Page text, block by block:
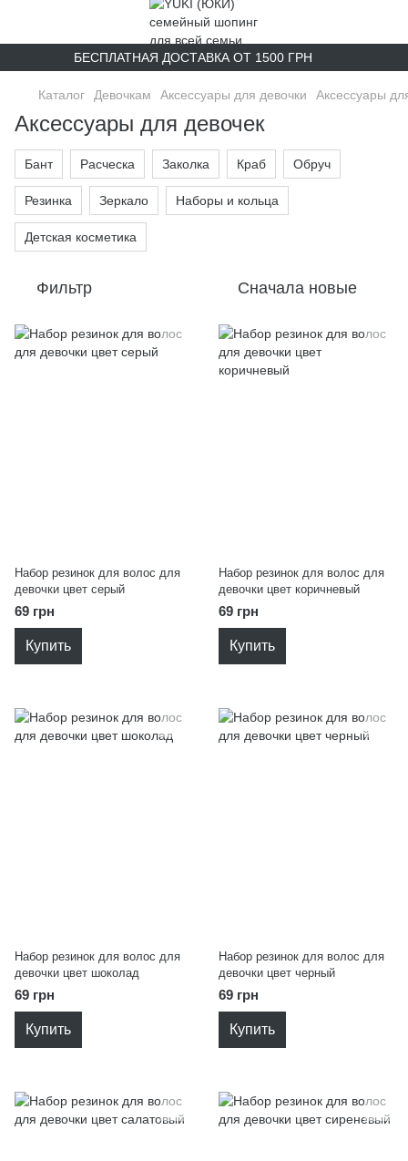
БЕСПЛАТНАЯ ДОСТАВКА ОТ 1500 ГРН
Каталог Девочкам Аксессуары для девочки Аксессуары
Аксессуары для девочек
Бант Расческа Заколка Краб Обруч
Резинка Зеркало Наборы и кольца
Детская косметика
Фильтр Сначала новые
Набор резинок для волос для
девочки цвет серый
69 грн
Купить
Набор резинок для волос для
девочки цвет коричневый
69 грн
Купить
Набор резинок для волос для
девочки цвет шоколад
69 грн
Купить
Набор резинок для волос для
девочки цвет черный
69 грн
Купить